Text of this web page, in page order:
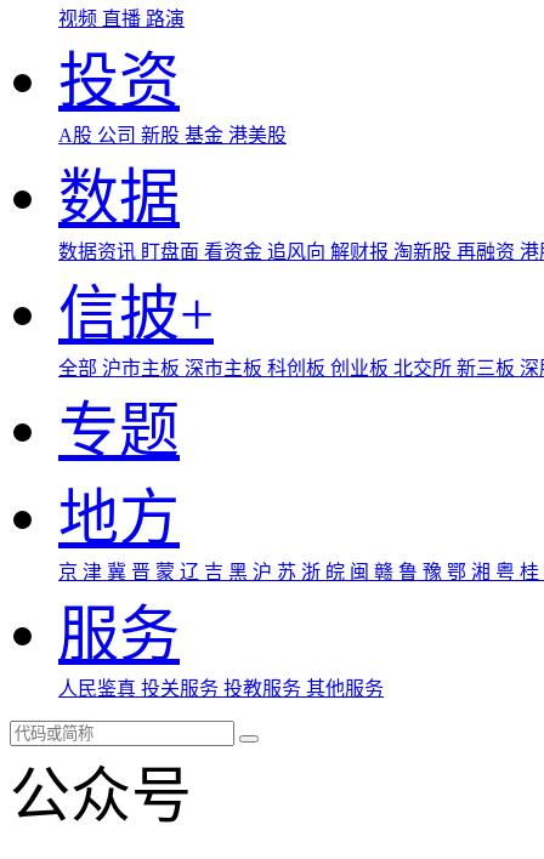
视频 直播 路演
投资
A股 公司 新股 基金 港美股
数据
数据资讯 盯盘面 看资金 追风向 解财报 淘新股 再融资
信披+
全部 沪市主板 深市主板 科创板 创业板 北交所 新三板
专题
地方
京 津 冀 晋 蒙 辽 吉 黑 沪 苏 浙 皖 闽 赣 鲁 豫 鄂 湘 粤 桂
服务
人民鉴真 投关服务 投教服务 其他服务
公众号